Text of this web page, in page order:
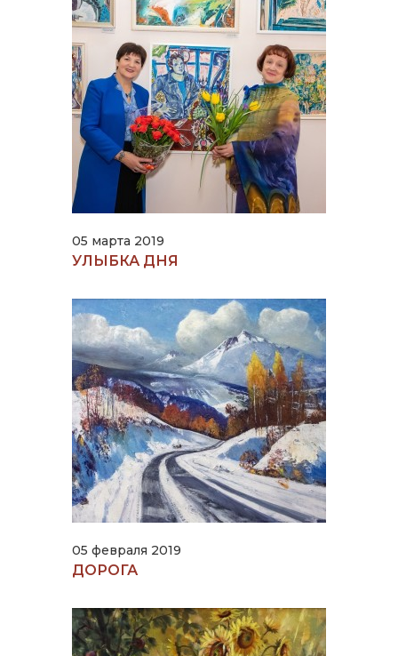
05 марта 2019
УЛЫБКА ДНЯ
05 февраля 2019
ДОРОГА